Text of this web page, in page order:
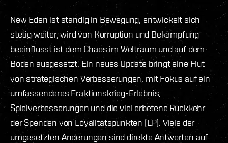
New Eden ist ständig in Bewegung, entwickelt sich
stetig weiter, wird von Korruption und Bekämpfung
beeinflusst ist dem Chaos im Weltraum und auf dem
Boden ausgesetzt. Ein neues Update bringt eine Flut
von strategischen Verbesserungen, mit Fokus auf ein
umfassenderes Fraktionskrieg-Erlebnis,
Spielverbesserungen und die viel erbetene Rückkehr
der Spenden von Loyalitätspunkten (LP). Viele der
umgesetzten Änderungen sind direkte Antworten auf